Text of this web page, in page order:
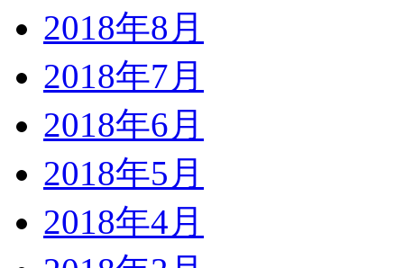
2018年8月
2018年7月
2018年6月
2018年5月
2018年4月